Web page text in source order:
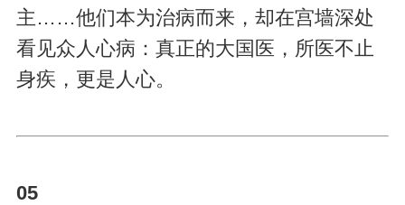
主……他们本为治病而来，却在宫墙深处
看见众人心病：真正的大国医，所医不止
身疾，更是人心。
05